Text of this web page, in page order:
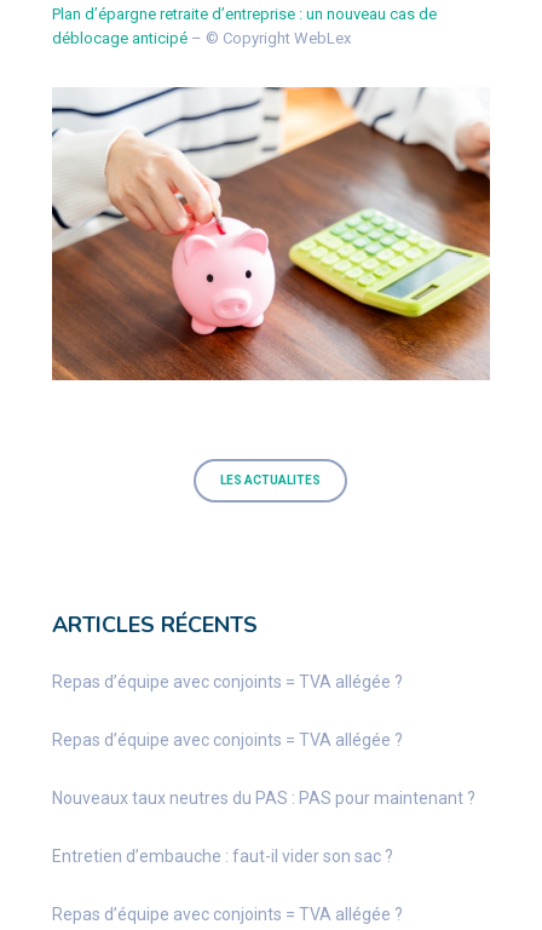
Plan d’épargne retraite d’entreprise : un nouveau cas de
déblocage anticipé – © Copyright WebLex
LES ACTUALITES
ARTICLES RÉCENTS
Repas d’équipe avec conjoints = TVA allégée ?
Repas d’équipe avec conjoints = TVA allégée ?
Nouveaux taux neutres du PAS : PAS pour maintenant ?
Entretien d’embauche : faut-il vider son sac ?
Repas d’équipe avec conjoints = TVA allégée ?